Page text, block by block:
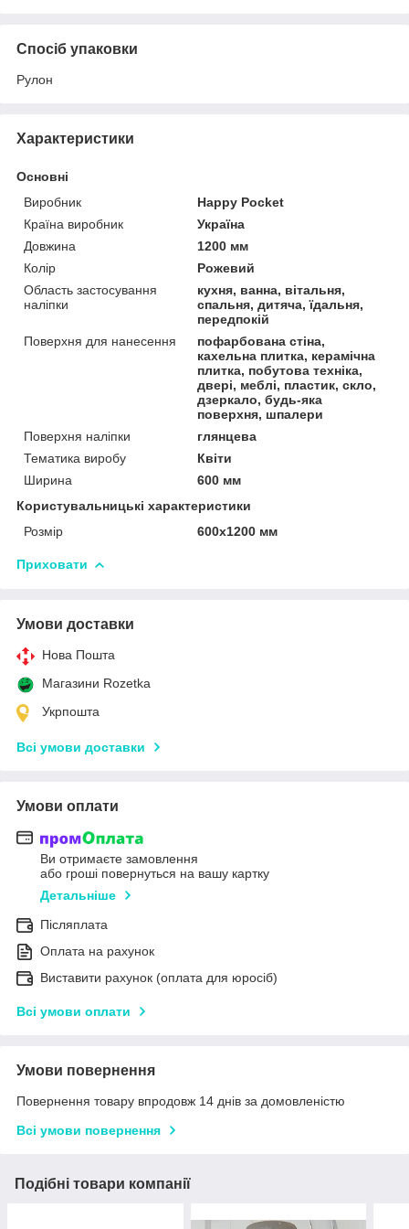
Спосіб упаковки
Рулон
Характеристики
Основні
Виробник
Happy Pocket
Країна виробник
Україна
Довжина
1200 мм
Колір
Рожевий
Область застосування
наліпки
кухня, ванна, вітальня,
спальня, дитяча, їдальня,
передпокій
Поверхня для нанесення
пофарбована стіна,
кахельна плитка, керамічна
плитка, побутова техніка,
двері, меблі, пластик, скло,
дзеркало, будь-яка
поверхня, шпалери
Поверхня наліпки
глянцева
Тематика виробу
Квіти
Ширина
600 мм
Користувальницькі характеристики
Розмір
600х1200 мм
Приховати
Умови доставки
Нова Пошта
Магазини Rozetka
Укрпошта
Всі умови доставки
Умови оплати
Ви отримаєте замовлення
або гроші повернуться на вашу картку
Детальніше
Післяплата
Оплата на рахунок
Виставити рахунок (оплата для юросіб)
Всі умови оплати
Умови повернення
Повернення товару впродовж 14 днів за домовленістю
Всі умови повернення
Подібні товари компанії